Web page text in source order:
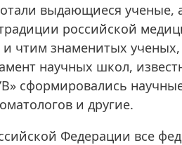
выдающиеся ученые,
российской
чтим знаменитых ученых,
научных школ,
сформировались
и другие.
Федерации все